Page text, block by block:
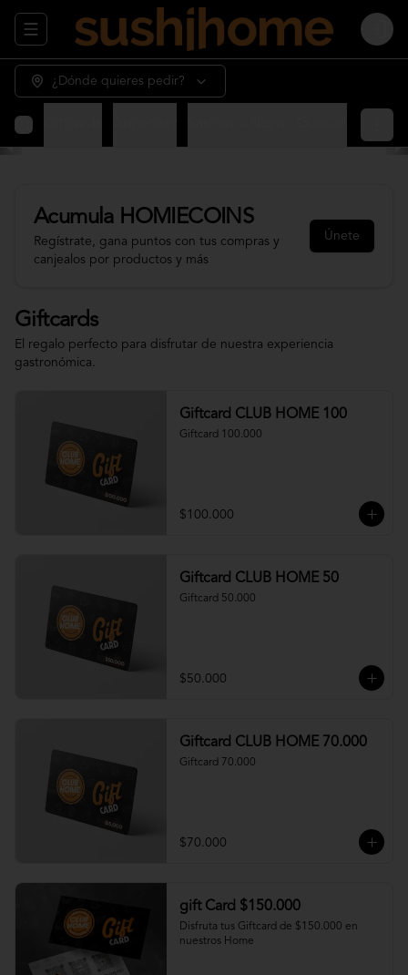
Abrir menu de navegación Login
¿Dónde quieres pedir?
Acumula HOMIECOINS
Regístrate, gana puntos con tus compras y
canjealos por productos y más
Únete
Giftcards
El regalo perfecto para disfrutar de nuestra experiencia
gastronómica.
Giftcard CLUB HOME 100
Giftcard 100.000
$100.000
Giftcard CLUB HOME 50
Giftcard 50.000
$50.000
Giftcard CLUB HOME 70.000
Giftcard 70.000
$70.000
gift Card $150.000
Disfruta tus Giftcard de $150.000 en
nuestros Home